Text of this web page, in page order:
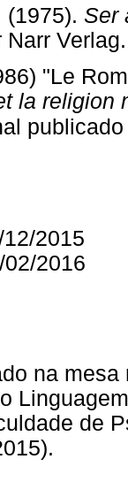
(1975). Ser
Narr
"Le
la religion
2015
2016
na
de